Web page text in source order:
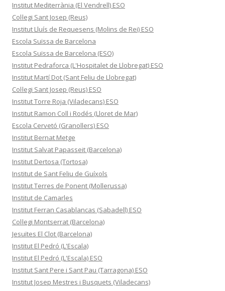
Institut Mediterrània (El Vendrell) ESO
Col·legi Sant Josep (Reus)
Institut Lluís de Requesens (Molins de Rei) ESO
Escola Suïssa de Barcelona
Escola Suïssa de Barcelona (ESO)
Institut Pedraforca (L'Hospitalet de Llobregat) ESO
Institut Martí Dot (Sant Feliu de Llobregat)
Col·legi Sant Josep (Reus) ESO
Institut Torre Roja (Viladecans) ESO
Institut Ramon Coll i Rodés (Lloret de Mar)
Escola Cervetó (Granollers) ESO
Institut Bernat Metge
Institut Salvat Papasseit (Barcelona)
Institut Dertosa (Tortosa)
Institut de Sant Feliu de Guíxols
Institut Terres de Ponent (Mollerussa)
Institut de Camarles
Institut Ferran Casablancas (Sabadell) ESO
Col·legi Montserrat (Barcelona)
Jesuïtes El Clot (Barcelona)
Institut El Pedró (L'Escala)
Institut El Pedró (L'Escala) ESO
Institut Sant Pere i Sant Pau (Tarragona) ESO
Institut Josep Mestres i Busquets (Viladecans)